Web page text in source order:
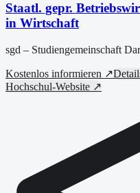
Staatl. gepr.
in Wirtschaft
sgd – Studiengemeinschaft
Kostenlos informieren ↗
Hochschul-Website ↗